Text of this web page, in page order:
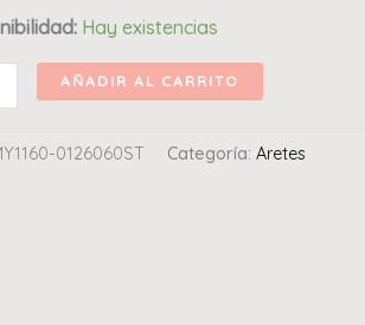
Hay existencias
AÑADIR AL CARRITO
0126060ST Categoría:Aretes